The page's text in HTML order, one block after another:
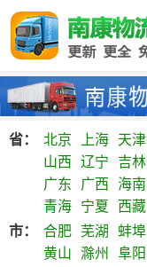
省： 北京 上海 天津
山西 辽宁 吉林
广东 广西 海南
青海 宁夏 西藏
市：
合肥 芜湖 蚌埠
黄山 滁州 阜阳